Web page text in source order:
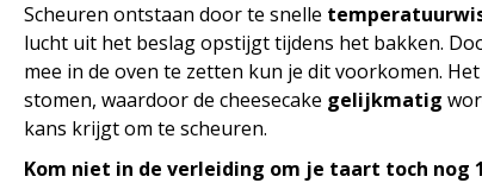
Scheuren ontstaan door te snelle
lucht uit het beslag opstijgt tijdens het bakken.
mee in de oven te zetten kun je dit voorkomen.
stomen, waardoor de cheesecake gelijkmatig
kans krijgt om te scheuren.
Kom niet in de verleiding om je taart toch nog